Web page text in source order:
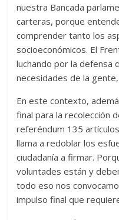
nuestra Bancada
carteras, porque
comprender tanto los
socioeconómicos. El
luchando por la defensa
necesidades de la
En este contexto,
final para la recolección
referéndum 135
llama a redoblar los
ciudadanía a firmar.
voluntades están y
todo eso nos
impulso final que